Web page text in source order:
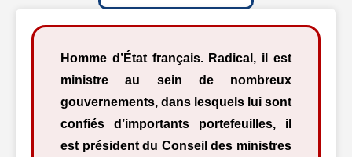
Homme d’État français. Radical, il est
ministre au sein de nombreux
gouvernements, dans lesquels lui sont
confiés d’importants portefeuilles, il
est président du Conseil des ministres